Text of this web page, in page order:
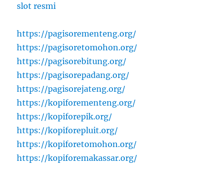
slot resmi
https://pagisorementeng.org/
https://pagisoretomohon.org/
https://pagisorebitung.org/
https://pagisorepadang.org/
https://pagisorejateng.org/
https://kopiforementeng.org/
https://kopiforepik.org/
https://kopiforepluit.org/
https://kopiforetomohon.org/
https://kopiforemakassar.org/